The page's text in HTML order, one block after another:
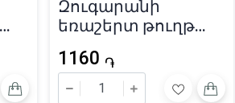
Զուգարանի
եռաշերտ թուղթ
թերթ / 12.0x9.3սմ
1160 ֏